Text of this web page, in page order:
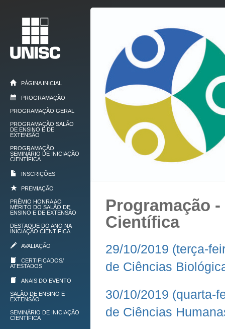
PÁGINA INICIAL
PROGRAMAÇÃO
PROGRAMAÇÃO GERAL
PROGRAMAÇÃO SALÃO
DE ENSINO E DE
EXTENSÃO
PROGRAMAÇÃO
SEMINÁRIO DE INICIAÇÃO
CIENTÍFICA
INSCRIÇÕES
PREMIAÇÃO
PRÊMIO HONRA AO
MÉRITO DO SALÃO DE
ENSINO E DE EXTENSÃO
DESTAQUE DO ANO NA
INICIAÇÃO CIENTÍFICA
AVALIAÇÃO
CERTIFICADOS/
ATESTADOS
ANAIS DO EVENTO
SALÃO DE ENSINO E
EXTENSÃO
SEMINÁRIO DE INICIAÇÃO
CIENTÍFICA
Programação
Científica
29/10/2019 (terça-
de Ciências
30/10/2019 (quarta-
de Ciências